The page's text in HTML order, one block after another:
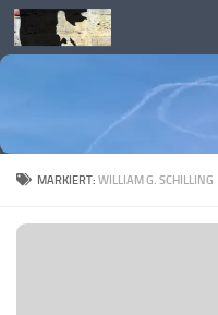
Skip to content
MARKIERT:WILLIAM G. SCHILLING